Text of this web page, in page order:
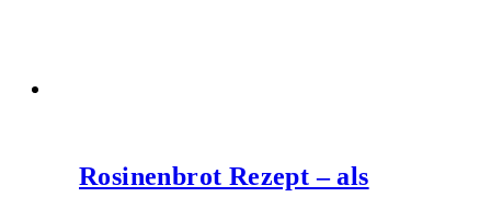
Rosinenbrot Rezept – als